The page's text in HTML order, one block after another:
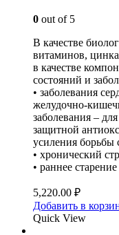
0 out of 5
В качестве
витаминов,
в качестве
состояний и
• заболевания
желудочно-
заболевания –
защитной
усиления борьбы
• хронический
• раннее
5,220.00 ₽
Добавить в
Quick View